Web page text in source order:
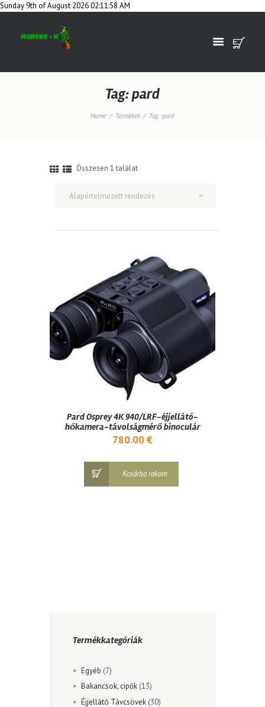
Sunday 9th of August 2026 02:11:58 AM
Tag: pard
Home Termékek Tag: pard
Összesen 1 találat
Pard Osprey 4K 940/LRF-éjjellátó-
hőkamera-távolságmérő binoculár
780.00€
Kosárba rakom
Termékkategóriák
Egyéb (7)
Bakancsok, cipők (13)
Éjjellátó Távcsövek (30)